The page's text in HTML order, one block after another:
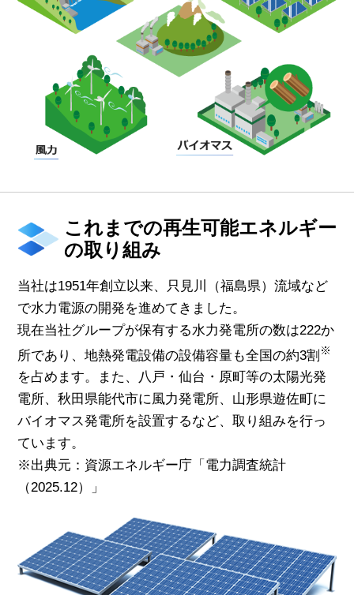
これまでの再生可能エネルギー
の取り組み
当社は1951年創立以来、只見川（福島県）流域など
で水力電源の開発を進めてきました。
現在当社グループが保有する水力発電所の数は222か
所であり、地熱発電設備の設備容量も全国の約3割 ※
を占めます。また、八戸・仙台・原町等の太陽光発
電所、秋田県能代市に風力発電所、山形県遊佐町に
バイオマス発電所を設置するなど、取り組みを行っ
ています。
※出典元：資源エネルギー庁「電力調査統計
（2025.12）」